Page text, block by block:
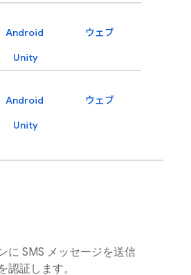
Android
ウェブ
Unity
Android
ウェブ
Unity
に SMS メッセージを送信
認証します。